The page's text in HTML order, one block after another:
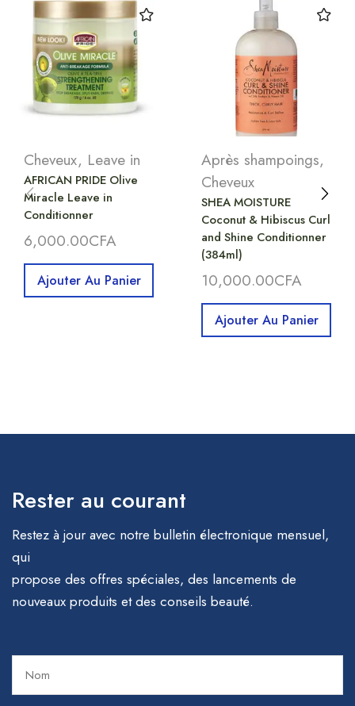
Cheveux, Leave in
AFRICAN PRIDE Olive
Miracle Leave in
Conditionner
6,000.00CFA
Ajouter Au Panier
Après shampoings,
Cheveux
SHEA MOISTURE
Coconut & Hibiscus Curl
and Shine Conditionner
(384ml)
10,000.00CFA
Ajouter Au Panier
Rester au courant
Restez à jour avec notre bulletin électronique mensuel,
qui
propose des offres spéciales, des lancements de
nouveaux produits et des conseils beauté.